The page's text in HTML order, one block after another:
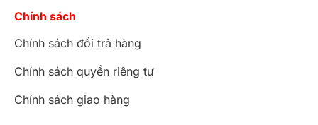
lên đầy nổi bật, tinh tế, uốn lượn tựa như những
cơn sóng dập dìu vô cùng độc đáo và sinh động,
khiến bất cứ ai ngắm nhìn cũng đều mong muốn
Tủ quần áo hương đá TQA122
Chính sách
Chính sách đổi trả hàng
Chính sách quyền riêng tư
Chính sách giao hàng